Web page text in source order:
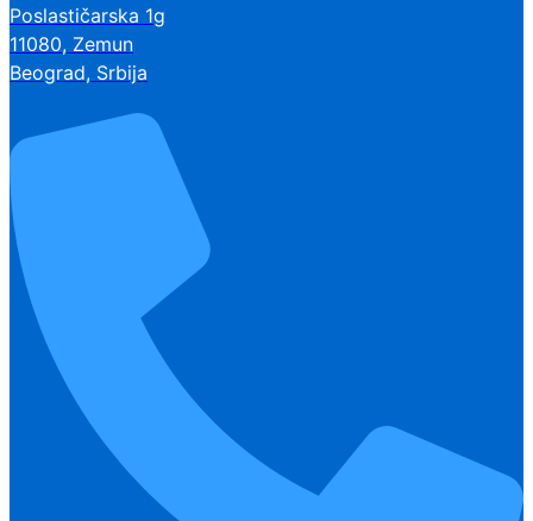
Poslastičarska 1g
11080, Zemun
Beograd, Srbija